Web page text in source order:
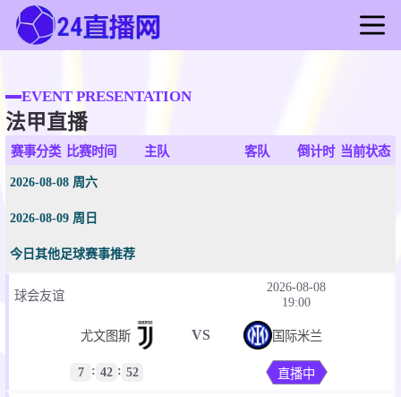
足球直播
篮球直播
足球录像
篮球新闻
EVENT PRESENTATION
法甲直播
赛事分类 比赛时间 主队 客队 倒计时 当前状态
2026-08-08 周六
2026-08-09 周日
今日其他足球赛事推荐
球会友谊
2026-08-08
19:00
尤文图斯 VS 国际米兰
7 : 42 : 52 直播中